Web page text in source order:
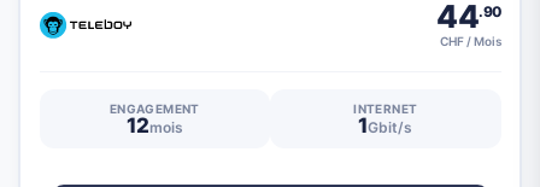
44.90
CHF / Mois
ENGAGEMENT
12mois
INTERNET
1Gbit/s